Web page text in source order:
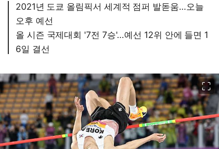
2021년 도쿄 올림픽서 세계적 점퍼 발돋움…오늘
오후 예선
올 시즌 국제대회 '7전 7승'…예선 12위 안에 들면 1
6일 결선